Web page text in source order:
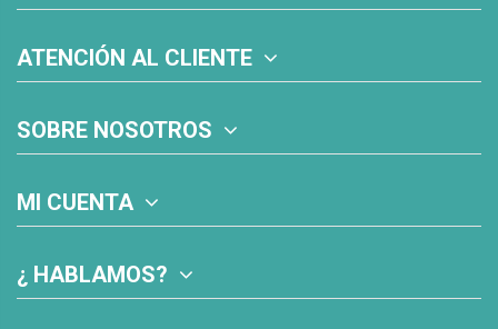
ATENCIÓN AL CLIENTE
SOBRE NOSOTROS
MI CUENTA
¿ HABLAMOS?